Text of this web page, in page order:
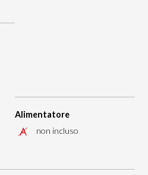
Alimentatore
non incluso